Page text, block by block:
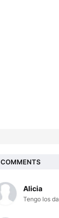
COMMENTS
Alicia
Tengo los